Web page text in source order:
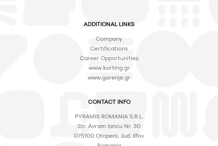
ADDITIONAL LINKS
Company
Certifications
Career Opportunities
www.korting.gr
www.gorenje.gr
CONTACT INFO
PYRAMIS ROMANIA S.R.L.
Str. Avram Iancu Nr. 30
075100 Otopeni, Jud. Ilfov